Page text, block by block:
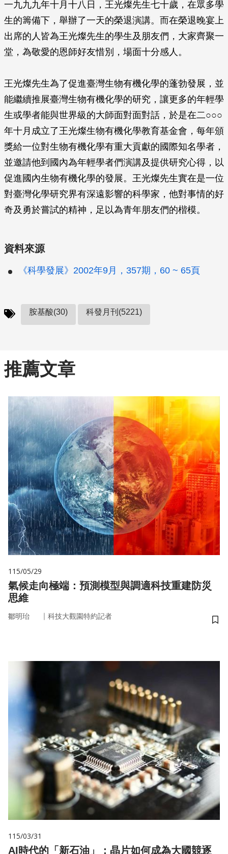
一九九九年十月十八日，王光燦先生七十歲，在眾多學
生的籌備下，舉辦了一天的榮退演講。而在榮退晚宴上
出席的人皆為王光燦先生的學生及朋友們，大家齊聚一
堂，為敬愛的恩師好友惜別，場面十分感人。
王光燦先生為了促進臺灣生物有機化學的蓬勃發展，並
能繼續推展臺灣生物有機化學的研究，讓更多的年輕學
生或學者能與世界級的大師面對面對話，於是在二○○○
年十月成立了王光燦生物有機化學教育基金會，每年頒
獎給一位對生物有機化學有重大貢獻的國際知名學者，
並邀請他到國內為年輕學者們演講及提供研究心得，以
促進國內生物有機化學的發展。王光燦先生實在是一位
對臺灣化學研究界有深遠影響的科學家，他對事情的好
奇及勇於嘗試的精神，足以為青年朋友們的楷模。
資料來源
《科學發展》2002年9月，357期，60 ~ 65頁
胺基酸(30) 科發月刊(5221)
推薦文章
115/05/29
氣候走向極端：預測模型與調適科技重建防災
思維
鄒明珆 ｜ 科技大觀園特約記者
儲
115/03/31
AI時代的「新石油」：晶片如何成為大國競逐